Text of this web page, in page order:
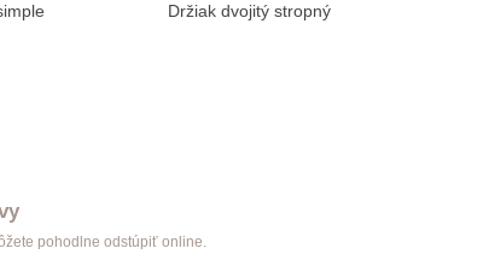
Zobraziť viac
Držiak dvojitý stropný
pohodlne odstúpiť online.